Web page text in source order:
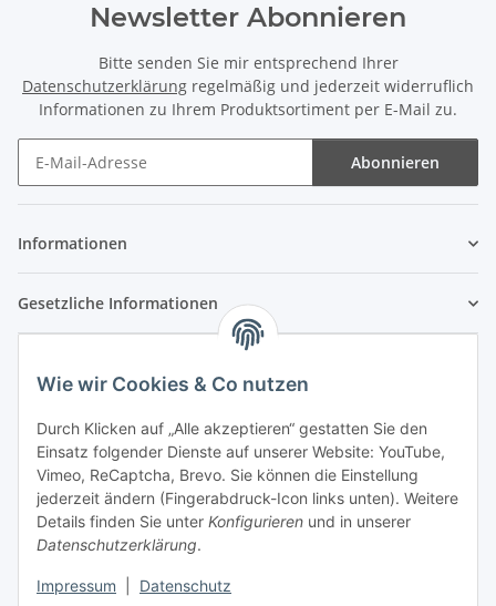
Wie wir Cookies & Co nutzen
Durch Klicken auf „Alle akzeptieren“ gestatten Sie den
Einsatz folgender Dienste auf unserer Website: YouTube,
Vimeo, ReCaptcha, Brevo. Sie können die Einstellung
jederzeit ändern (Fingerabdruck-Icon links unten). Weitere
Details finden Sie unter Konfigurieren und in unserer
Datenschutzerklärung.
Impressum Datenschutz
Newsletter Abonnieren
Bitte senden Sie mir entsprechend Ihrer
Datenschutzerklärung regelmäßig und jederzeit widerruflich
Informationen zu Ihrem Produktsortiment per E-Mail zu.
Abonnieren
Informationen
Gesetzliche Informationen